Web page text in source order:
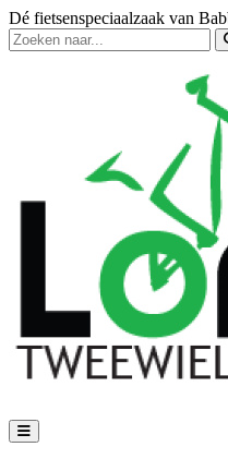
Dé fietsenspeciaalzaak van